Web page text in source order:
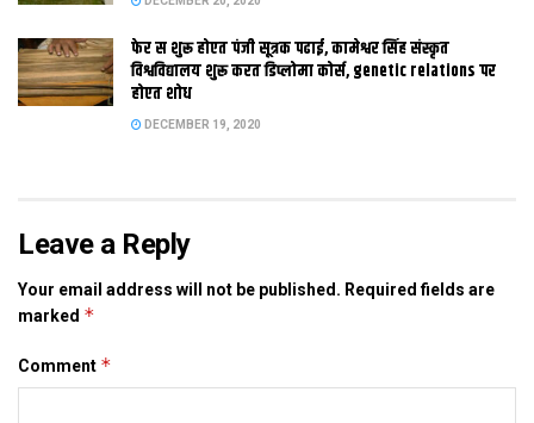
Tags: nitish
फेर स शुरू होएत पंजी सूत्रक पढाई, कामेश्वर सिंह संस्कृत
विश्वविद्यालय शुरू करत डिप्लोमा कोर्स, genetic relations पर
होएत शोध
DECEMBER 19, 2020
Leave a Reply
Your email address will not be published. Required fields are
marked *
Comment *